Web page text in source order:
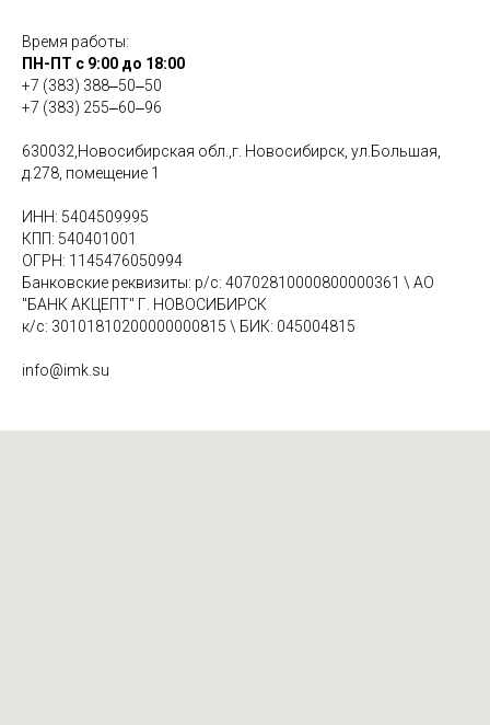
Время работы:
ПН-ПТ с 9:00 до 18:00
+7 (383) 388‒50‒50
+7 (383) 255‒60‒96
630032,Новосибирская обл.,г. Новосибирск, ул.Большая,
д.278, помещение 1
ИНН: 5404509995
КПП: 540401001
ОГРН: 1145476050994
Банковские реквизиты: р/с: 40702810000800000361 \ АО
"БАНК АКЦЕПТ" Г. НОВОСИБИРСК
к/с: 30101810200000000815 \ БИК: 045004815
info@imk.su